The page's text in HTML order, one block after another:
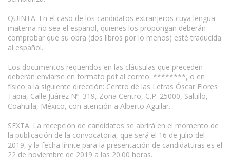
QUINTA. En el caso de los candidatos extranjeros cuya lengua
materna no sea el español, quienes los propongan deberán
comprobar que su obra (dos libros por lo menos) esté traducida
al español.
Los documentos requeridos en las cláusulas que preceden
deberán enviarse en formato pdf al correo: ********, o en
físico a la siguiente dirección: Centro de las Letras Óscar Flores
Tapia, Calle Juárez Nº. 319, Zona Centro, C.P. 25000, Saltillo,
Coahuila, México, con atención a Alberto Aguilar.
SEXTA. La recepción de candidatos se abrirá en el momento de
la publicación de la convocatoria, que será el 16 de julio del
2019, y la fecha límite para la presentación de candidaturas es el
22 de noviembre de 2019 a las 20.00 horas.